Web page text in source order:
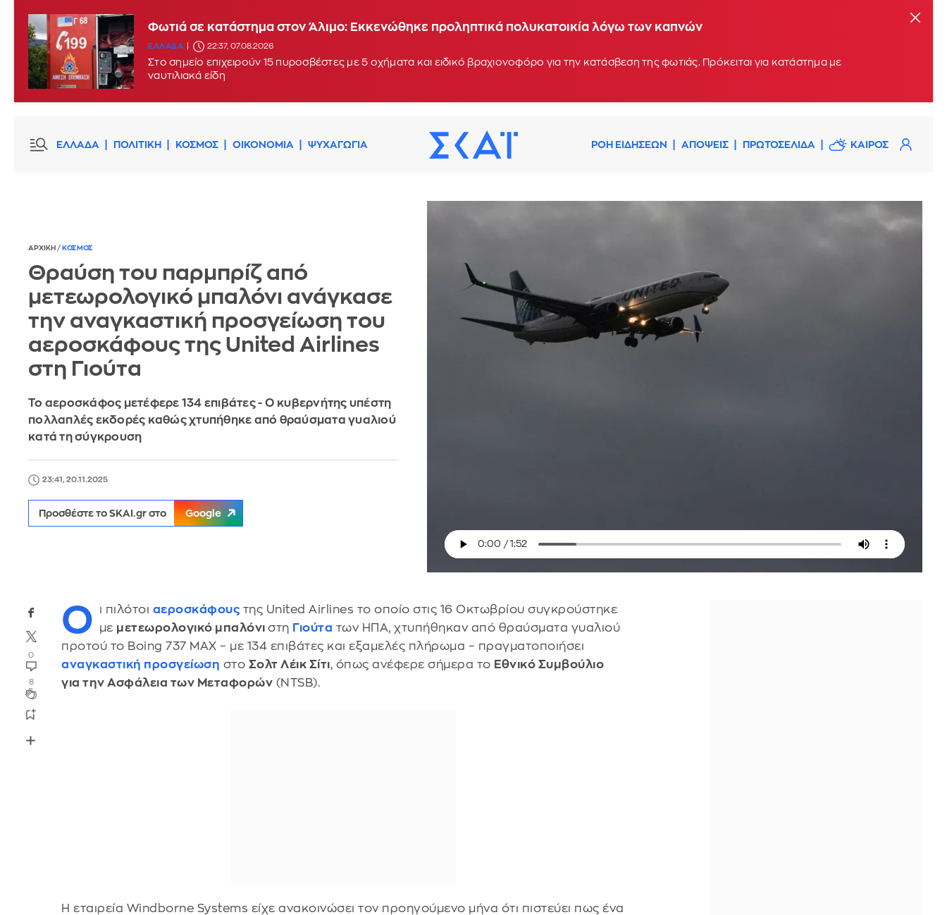
Φωτιά σε κατάστημα στον Άλιμο: Εκκενώθηκε προληπτικά πολυκατοικία λόγω των καπνών
ΕΛΛΑΔΑ 22:37, 07.08.2026
Στο σημείο επιχειρούν 15 πυροσβέστες με 5 οχήματα και ειδικό βραχιονοφόρο για την κατάσβεση της φωτιάς. Πρόκειται για κατάστημα με
ναυτιλιακά είδη
ΕΛΛΑΔΑ ΠΟΛΙΤΙΚΗ ΚΟΣΜΟΣ ΟΙΚΟΝΟΜΙΑ ΨΥΧΑΓΩΓΙΑ ΡΟΗ ΕΙΔΗΣΕΩΝ ΑΠΟΨΕΙΣ ΠΡΩΤΟΣΕΛΙΔΑ ΚΑΙΡΟΣ
ΑΡΧΙΚΗ / ΚΟΣΜΟΣ
Θραύση του παρμπρίζ από
μετεωρολογικό μπαλόνι ανάγκασε
την αναγκαστική προσγείωση του
αεροσκάφους της United Airlines
στη Γιούτα
Το αεροσκάφος μετέφερε 134 επιβάτες - Ο κυβερνήτης υπέστη
πολλαπλές εκδορές καθώς χτυπήθηκε από θραύσματα γυαλιού
κατά τη σύγκρουση
23:41, 20.11.2025
Προσθέστε το SKAI.gr στο Google
0
8
Ο ι πιλότοι αεροσκάφους της United Airlines το οποίο στις 16 Οκτωβρίου συγκρούστηκε
με μετεωρολογικό μπαλόνιστη Γιούτα των ΗΠΑ, χτυπήθηκαν από θραύσματα γυαλιού
προτού το Boing 737 MAX – με 134 επιβάτες και εξαμελές πλήρωμα – πραγματοποιήσει
αναγκαστική προσγείωση στο Σολτ Λέικ Σίτι, όπως ανέφερε σήμερα το Εθνικό Συμβούλιο
για την Ασφάλεια των Μεταφορών (NTSB).
Η εταιρεία Windborne Systems είχε ανακοινώσει τον προηγούμενο μήνα ότι πιστεύει πως ένα